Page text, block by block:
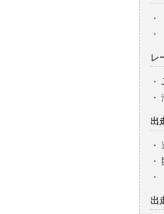
・
・
レ
・
・
出
・
・
・
出